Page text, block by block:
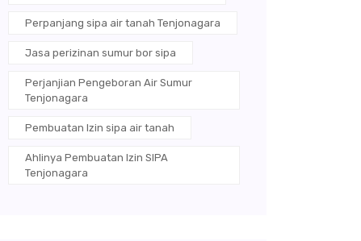
Perpanjang sipa air tanah Tenjonagara
Jasa perizinan sumur bor sipa
Perjanjian Pengeboran Air Sumur
Tenjonagara
Pembuatan Izin sipa air tanah
Ahlinya Pembuatan Izin SIPA
Tenjonagara